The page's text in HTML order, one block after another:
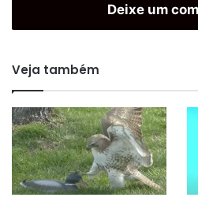
Deixe um
Veja também